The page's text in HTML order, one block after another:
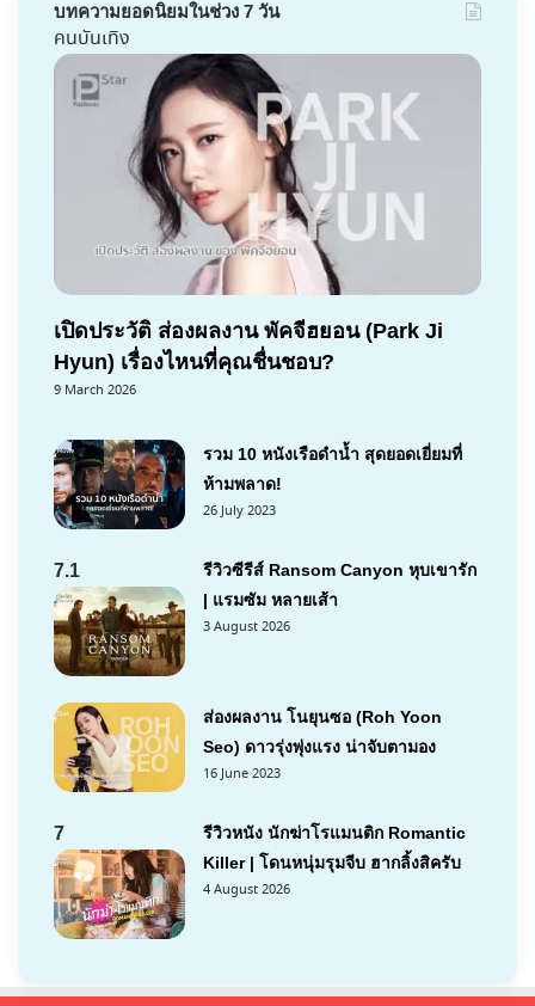
บทความยอดนิยมในช่วง 7 วัน
คนบันเทิง
เปิดประวัติ ส่องผลงาน พัคจีฮยอน (Park Ji
Hyun) เรื่องไหนที่คุณชื่นชอบ?
9 March 2026
รวม 10 หนังเรือดำน้ำ สุดยอดเยี่ยมที่
ห้ามพลาด!
26 July 2023
7.1
รีวิวซีรีส์ Ransom Canyon หุบเขารัก
| แรมซัม หลายเส้า
3 August 2026
ส่องผลงาน โนยุนซอ (Roh Yoon
Seo) ดาวรุ่งพุ่งแรง น่าจับตามอง
16 June 2023
7
รีวิวหนัง นักฆ่าโรแมนติก Romantic
Killer | โดนหนุ่มรุมจีบ ฮากลิ้งสิครับ
4 August 2026